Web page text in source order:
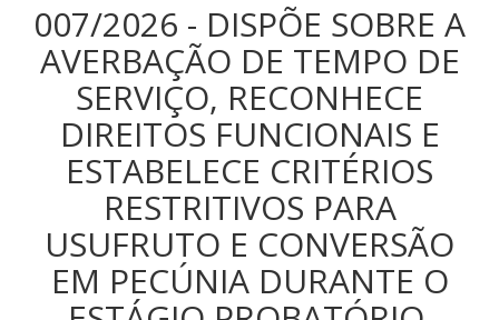
007/2026 - DISPÕE SOBRE A
AVERBAÇÃO DE TEMPO DE
SERVIÇO, RECONHECE
DIREITOS FUNCIONAIS E
ESTABELECE CRITÉRIOS
RESTRITIVOS PARA
USUFRUTO E CONVERSÃO
EM PECÚNIA DURANTE O